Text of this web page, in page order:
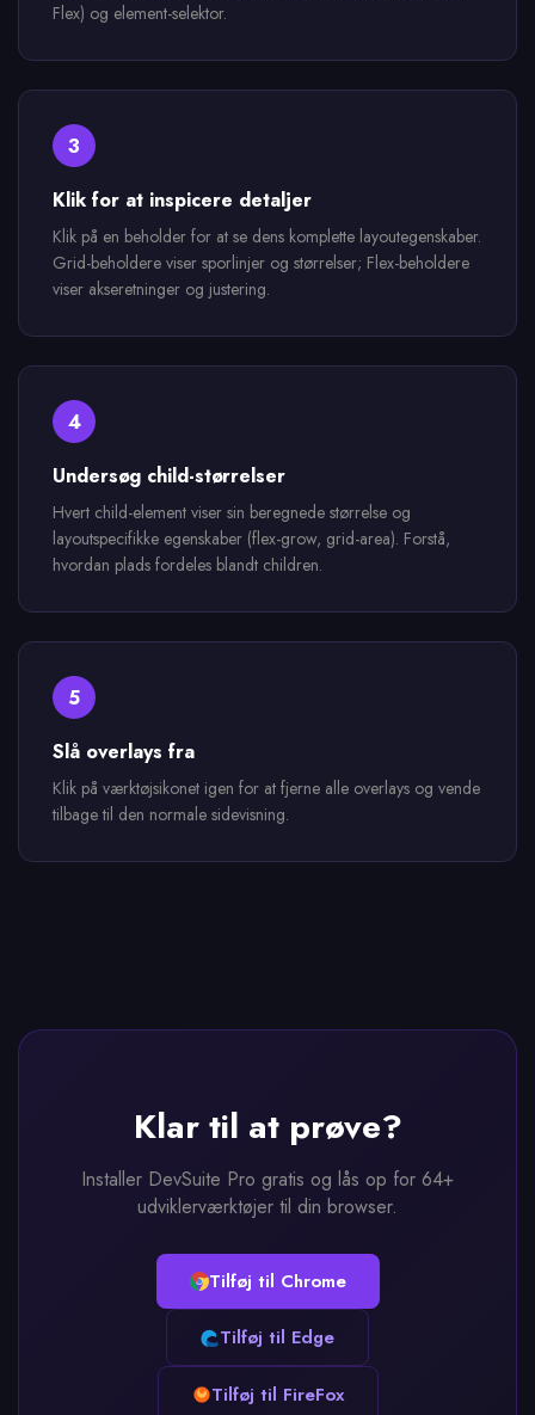
Flex) og element-selektor.
3
Klik for at inspicere detaljer
Klik på en beholder for at se dens komplette layoutegenskaber.
Grid-beholdere viser sporlinjer og størrelser; Flex-beholdere
viser akseretninger og justering.
4
Undersøg child-størrelser
Hvert child-element viser sin beregnede størrelse og
layoutspecifikke egenskaber (flex-grow, grid-area). Forstå,
hvordan plads fordeles blandt children.
5
Slå overlays fra
Klik på værktøjsikonet igen for at fjerne alle overlays og vende
tilbage til den normale sidevisning.
Klar til at prøve?
Installer DevSuite Pro gratis og lås op for 64+
udviklerværktøjer til din browser.
Tilføj til Chrome
Tilføj til Edge
Tilføj til FireFox